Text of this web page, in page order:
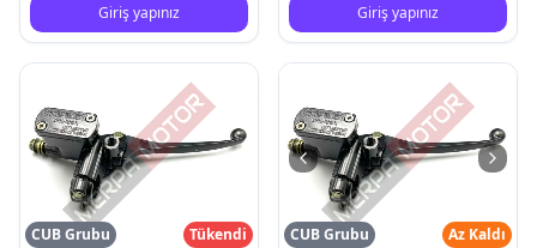
Giriş yapınız
Giriş yapınız
CUB Grubu
Tükendi
CUB Grubu
Az Kaldı